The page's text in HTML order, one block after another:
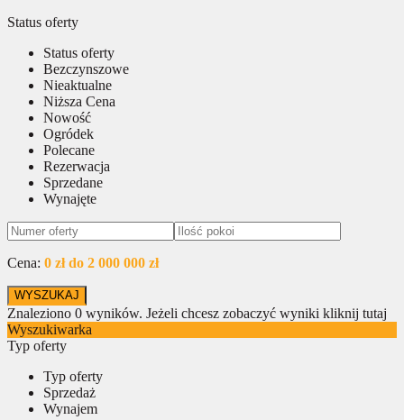
Status oferty
Status oferty
Bezczynszowe
Nieaktualne
Niższa Cena
Nowość
Ogródek
Polecane
Rezerwacja
Sprzedane
Wynajęte
Cena: 0 zł do 2 000 000 zł
Znaleziono 0 wyników. Jeżeli chcesz zobaczyć wyniki kliknij tutaj
Wyszukiwarka
Typ oferty
Typ oferty
Sprzedaż
Wynajem